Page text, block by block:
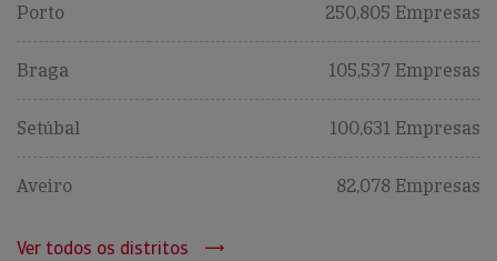
Porto 250,805 Empresas
Braga 105,537 Empresas
Setúbal 100,631 Empresas
Aveiro 82,078 Empresas
Ver todos os distritos